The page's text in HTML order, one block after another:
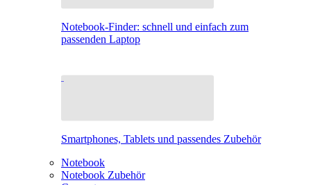
Notebook-Finder: schnell und einfach zum
passenden Laptop
Smartphones, Tablets und passendes Zubehör
Notebook
Notebook Zubehör